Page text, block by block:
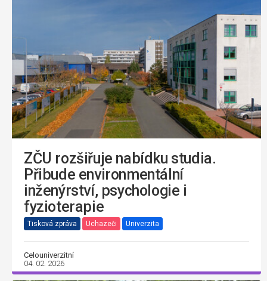
ZČU rozšiřuje nabídku studia.
Přibude environmentální
inženýrství, psychologie i
fyzioterapie
Tisková zpráva Uchazeči Univerzita
Celouniverzitní
04. 02. 2026